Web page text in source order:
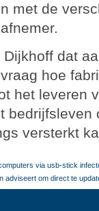
met de
dat
hoe
het leveren
versterkt
via usb-stick
adviseert om direct te